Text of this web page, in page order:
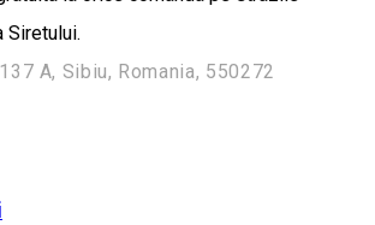
Siretului.
A, Sibiu, Romania, 550272